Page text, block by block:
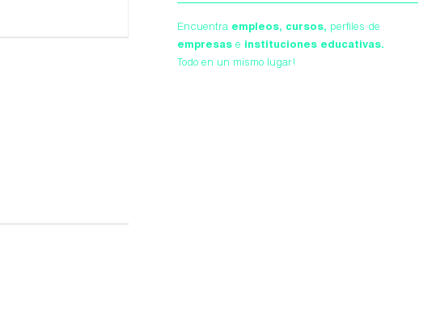
Encuentra empleos, cursos, perfiles de
empresas e instituciones educativas.
Todo en un mismo lugar!